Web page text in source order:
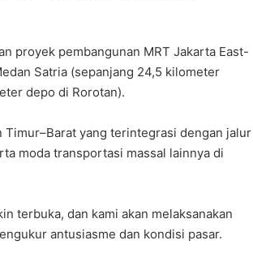
proyek pembangunan MRT Jakarta East-
Satria (sepanjang 24,5 kilometer
depo di Rorotan).
yang terintegrasi dengan jalur
moda transportasi massal lainnya di
terbuka, dan kami akan melaksanakan
antusiasme dan kondisi pasar.